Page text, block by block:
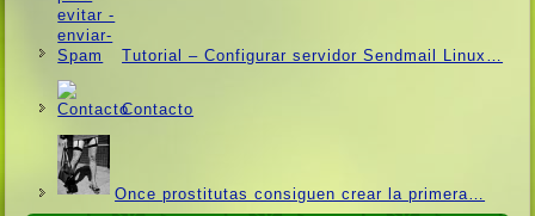
Tutorial – Configurar servidor Sendmail Linux…
Contacto
Once prostitutas consiguen crear la primera…